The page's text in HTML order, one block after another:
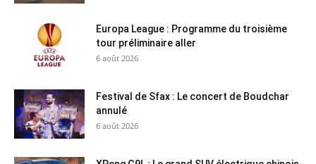
Europa League : Programme du troisième
tour préliminaire aller
6 août 2026
Festival de Sfax : Le concert de Boudchar
annulé
6 août 2026